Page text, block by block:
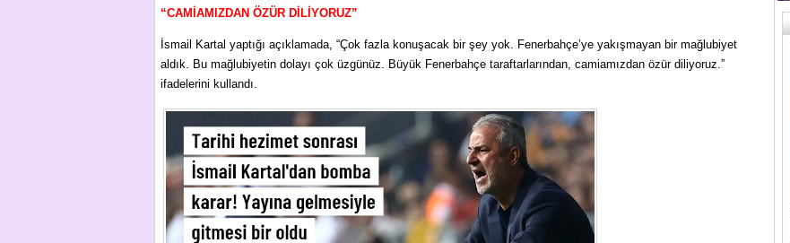
“CAMİAMIZDAN ÖZÜR DİLİYORUZ”
İsmail Kartal yaptığı açıklamada, “Çok fazla konuşacak bir şey yok. Fenerbahçe’ye yakışmayan bir mağlubiyet
aldık. Bu mağlubiyetin dolayı çok üzgünüz. Büyük Fenerbahçe taraftarlarından, camiamızdan özür diliyoruz.”
ifadelerini kullandı.